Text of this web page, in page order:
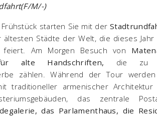
M/-)
starten Sie mit der
Städte der Welt, die dieses
feiert. Am Morgen Besuch von
alte Handschriften, die zu
zählen. Während der Tour
traditioneller armenischer
das zentrale
das Parlamenthaus, die